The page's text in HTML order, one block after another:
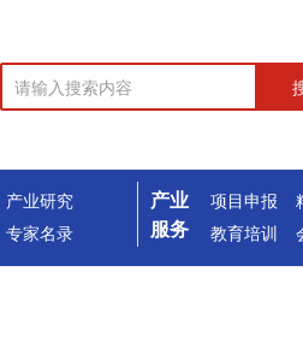
产业研究
专家名录
产业
服务
项目申报
教育培训